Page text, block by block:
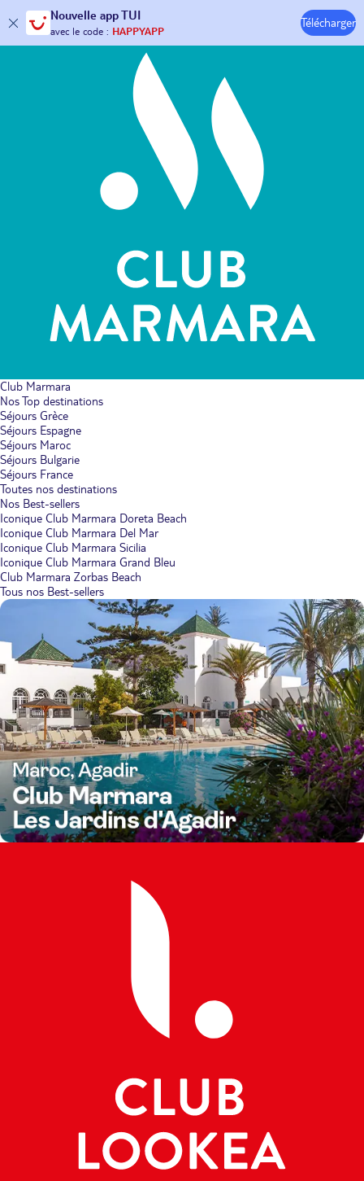
Nouvelle app TUI
30€ offerts*sur votrevoyage !
avec le code :HAPPYAPP
Télécharger
Hôtels & Clubs
Club Marmara
Nos Top destinations
Séjours Grèce
Séjours Espagne
Séjours Maroc
Séjours Bulgarie
Séjours France
Toutes nos destinations
Nos Best-sellers
Iconique Club Marmara Doreta Beach
Iconique Club Marmara Del Mar
Iconique Club Marmara Sicilia
Iconique Club Marmara Grand Bleu
Club Marmara Zorbas Beach
Tous nos Best-sellers